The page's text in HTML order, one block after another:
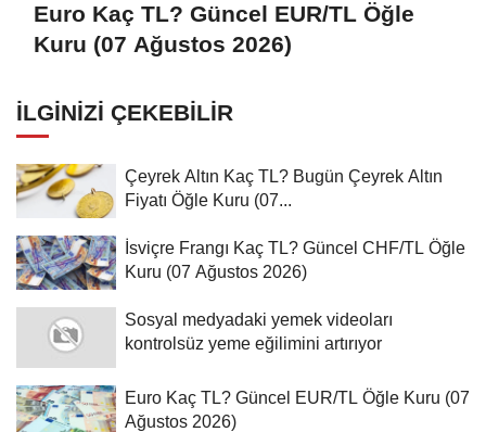
Euro Kaç TL? Güncel EUR/TL Öğle
Kuru (07 Ağustos 2026)
İLGINIZI ÇEKEBILIR
Çeyrek Altın Kaç TL? Bugün Çeyrek Altın
Fiyatı Öğle Kuru (07...
İsviçre Frangı Kaç TL? Güncel CHF/TL Öğle
Kuru (07 Ağustos 2026)
Sosyal medyadaki yemek videoları
kontrolsüz yeme eğilimini artırıyor
Euro Kaç TL? Güncel EUR/TL Öğle Kuru (07
Ağustos 2026)